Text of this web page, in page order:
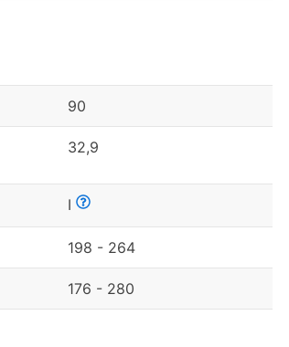
90
32,9
I
198 - 264
176 - 280